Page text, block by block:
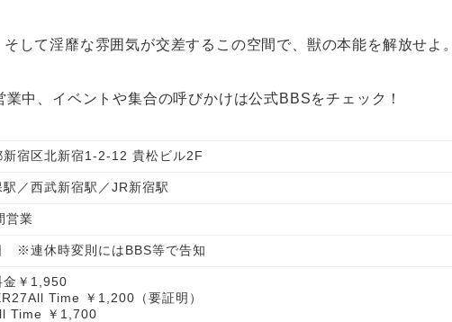
して淫靡な雰囲気が交差するこの空間で、獣の本能を解放せよ。
中、イベントや集合の呼びかけは公式BBSをチェック！
新宿区北新宿1-2-12 貴松ビル2F
駅／西武新宿駅／JR新宿駅
営業
※連休時変則にはBBS等で告知
金￥1,950
Time ￥1,200（要証明）
Time ￥1,700